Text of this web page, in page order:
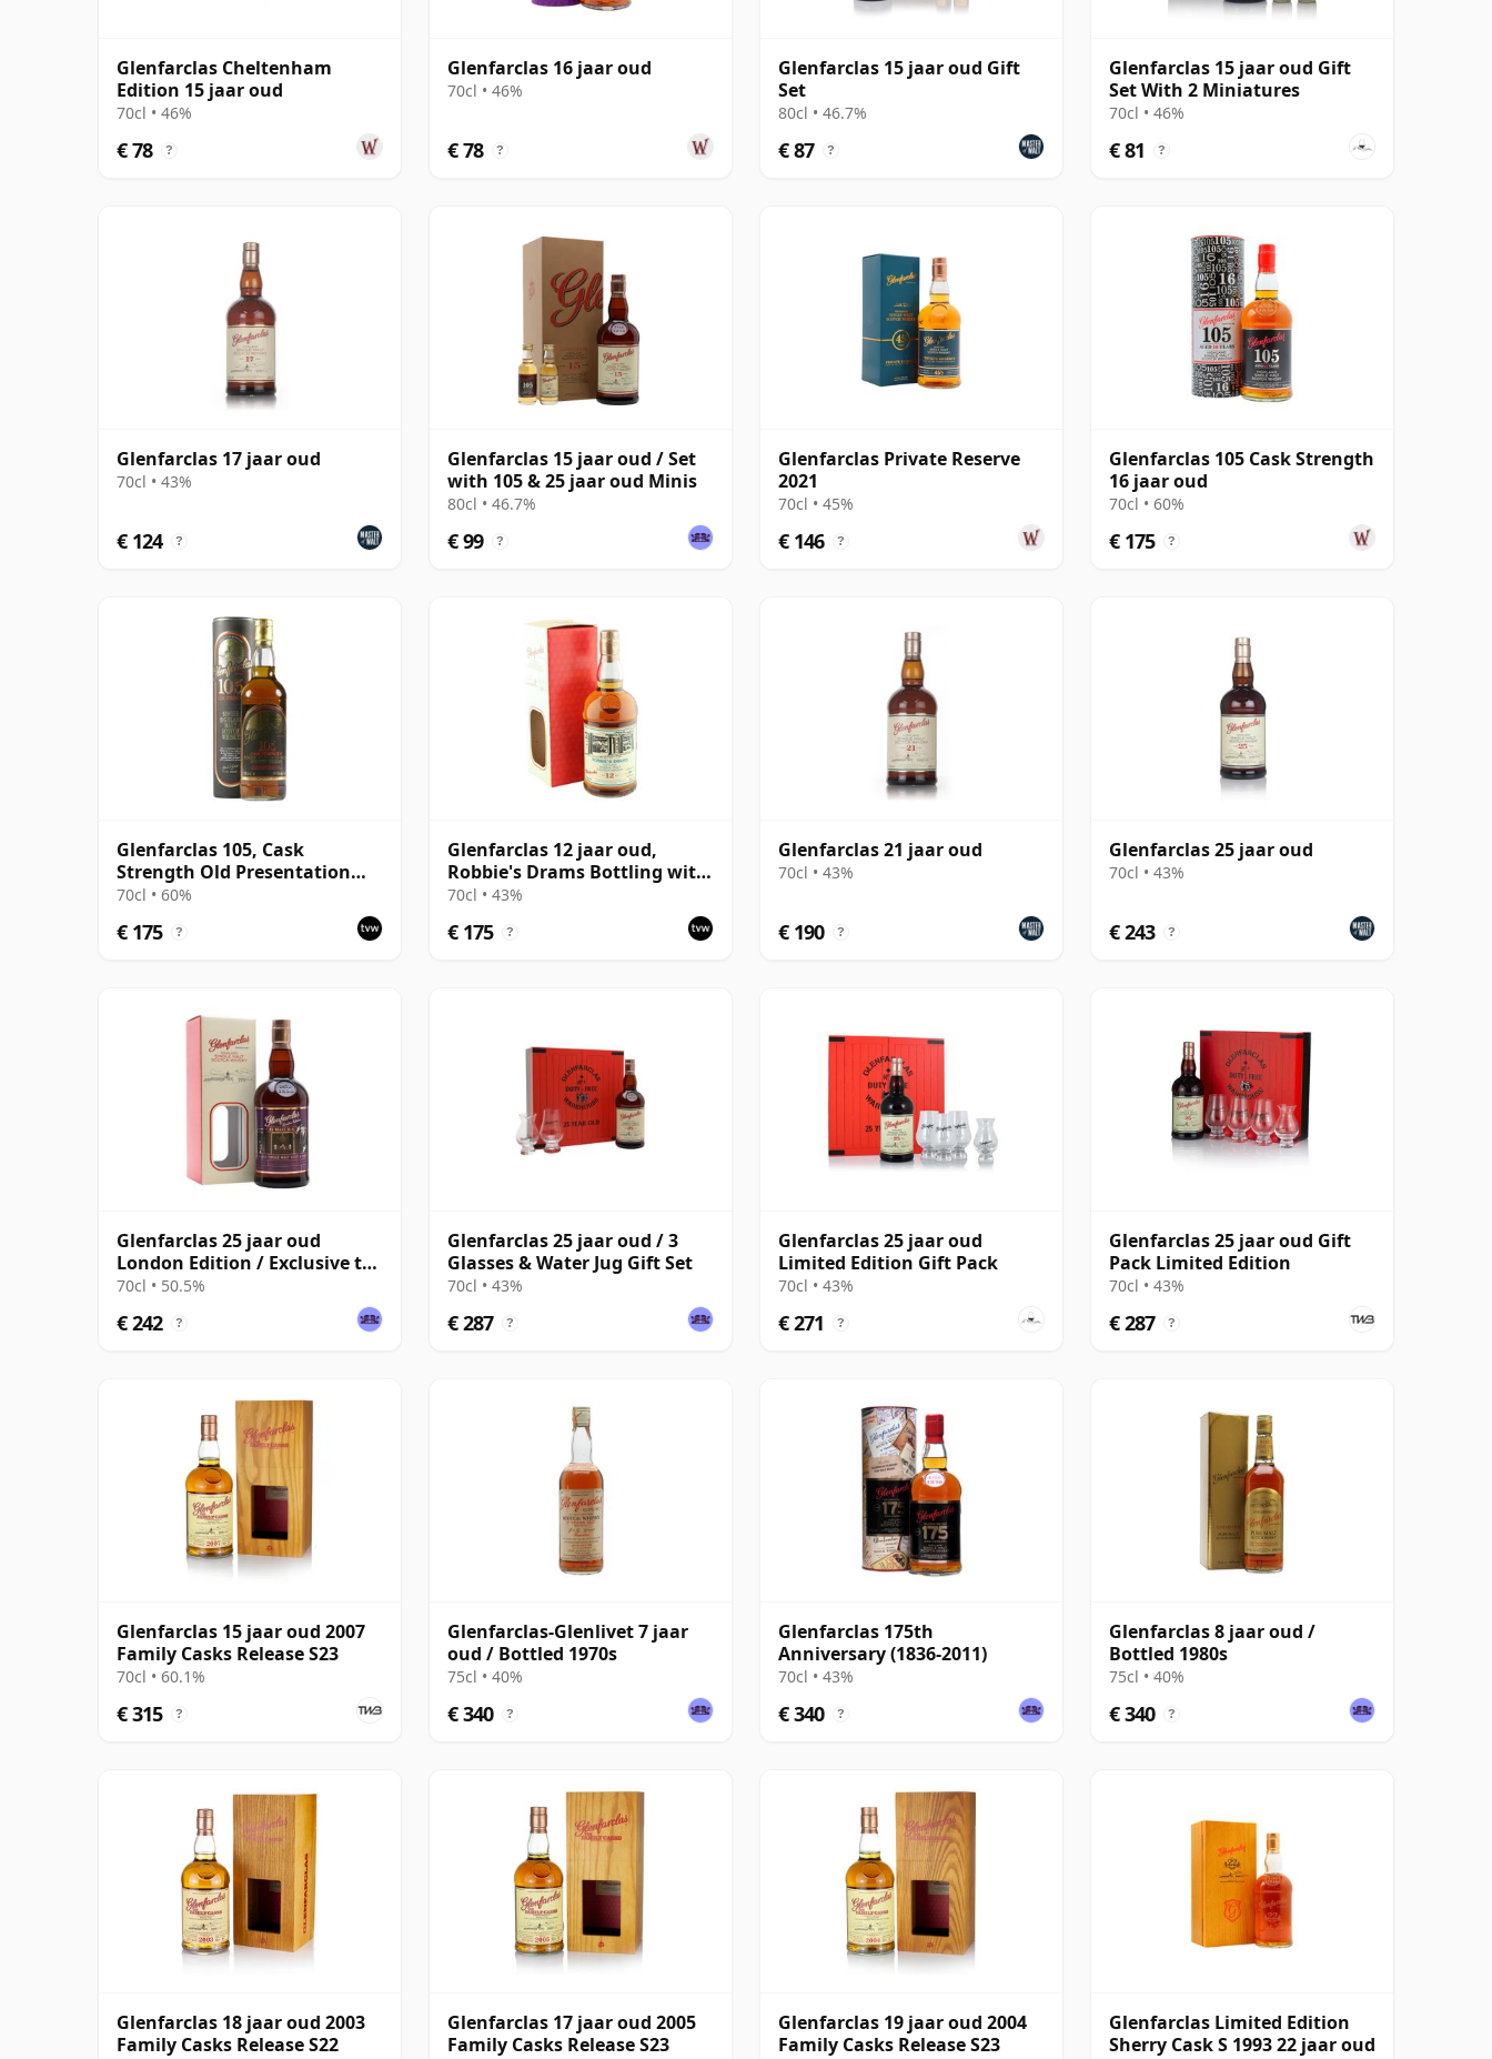
Glenfarclas Cheltenham
Edition 15 jaar oud
70cl • 46%
€ 78 ?
Glenfarclas 16 jaar oud
70cl • 46%
€ 78 ?
Glenfarclas 15 jaar oud Gift
Set
80cl • 46.7%
€ 87 ?
Glenfarclas 15 jaar oud Gift
Set With 2 Miniatures
70cl • 46%
€ 81 ?
Glenfarclas 17 jaar oud
70cl • 43%
€ 124 ?
Glenfarclas 15 jaar oud / Set
with 105 & 25 jaar oud Minis
80cl • 46.7%
€ 99 ?
Glenfarclas Private Reserve
2021
70cl • 45%
€ 146 ?
Glenfarclas 105 Cask Strength
16 jaar oud
70cl • 60%
€ 175 ?
Glenfarclas 105, Cask
Strength Old Presentation
with Tube
70cl • 60%
€ 175 ?
Glenfarclas 12 jaar oud,
Robbie's Drams Bottling with
Box
70cl • 43%
€ 175 ?
Glenfarclas 21 jaar oud
70cl • 43%
€ 190 ?
Glenfarclas 25 jaar oud
70cl • 43%
€ 243 ?
Glenfarclas 25 jaar oud
London Edition / Exclusive to
The Whisky Exchange
70cl • 50.5%
€ 242 ?
Glenfarclas 25 jaar oud / 3
Glasses & Water Jug Gift Set
70cl • 43%
€ 287 ?
Glenfarclas 25 jaar oud
Limited Edition Gift Pack
70cl • 43%
€ 271 ?
Glenfarclas 25 jaar oud Gift
Pack Limited Edition
70cl • 43%
€ 287 ?
Glenfarclas 15 jaar oud 2007
Family Casks Release S23
70cl • 60.1%
€ 315 ?
Glenfarclas-Glenlivet 7 jaar
oud / Bottled 1970s
75cl • 40%
€ 340 ?
Glenfarclas 175th
Anniversary (1836-2011)
70cl • 43%
€ 340 ?
Glenfarclas 8 jaar oud /
Bottled 1980s
75cl • 40%
€ 340 ?
Glenfarclas 18 jaar oud 2003
Family Casks Release S22
Glenfarclas 17 jaar oud 2005
Family Casks Release S23
Glenfarclas 19 jaar oud 2004
Family Casks Release S23
Glenfarclas Limited Edition
Sherry Cask S 1993 22 jaar oud